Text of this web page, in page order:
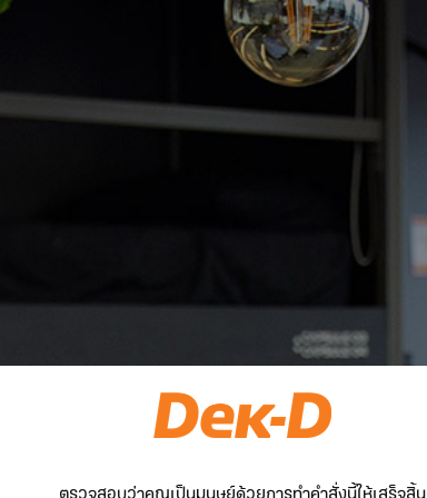
ตรวจสอบว่าคุณเป็นมนุษย์ด้วยการทำคำสั่งนี้ให้เสร็จสิ้น